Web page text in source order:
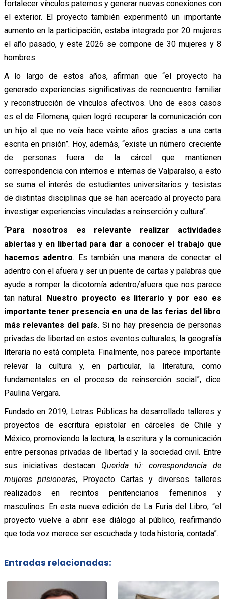
fortalecer vínculos paternos y generar nuevas conexiones con
el exterior. El proyecto también experimentó un importante
aumento en la participación, estaba integrado por 20 mujeres
el año pasado, y este 2026 se compone de 30 mujeres y 8
hombres.
A lo largo de estos años, afirman que “el proyecto ha
generado experiencias significativas de reencuentro familiar
y reconstrucción de vínculos afectivos. Uno de esos casos
es el de Filomena, quien logró recuperar la comunicación con
un hijo al que no veía hace veinte años gracias a una carta
escrita en prisión”. Hoy, además, “existe un número creciente
de personas fuera de la cárcel que mantienen
correspondencia con internos e internas de Valparaíso, a esto
se suma el interés de estudiantes universitarios y tesistas
de distintas disciplinas que se han acercado al proyecto para
investigar experiencias vinculadas a reinserción y cultura”.
“Para nosotros es relevante realizar actividades
abiertas y en libertad para dar a conocer el trabajo que
hacemos adentro. Es también una manera de conectar el
adentro con el afuera y ser un puente de cartas y palabras que
ayude a romper la dicotomía adentro/afuera que nos parece
tan natural.
Nuestro proyecto es literario y por eso es
importante tener presencia en una de las ferias del libro
más relevantes del país.Si no hay presencia de personas
privadas de libertad en estos eventos culturales, la geografía
literaria no está completa. Finalmente, nos parece importante
relevar la cultura y, en particular, la literatura, como
fundamentales en el proceso de reinserción social”, dice
Paulina Vergara.
Fundado en 2019, Letras Públicas ha desarrollado talleres y
proyectos de escritura epistolar en cárceles de Chile y
México, promoviendo la lectura, la escritura y la comunicación
entre personas privadas de libertad y la sociedad civil. Entre
sus iniciativas destacan Querida tú: correspondencia de
mujeres prisioneras, Proyecto Cartas y diversos talleres
realizados en recintos penitenciarios femeninos y
masculinos. En esta nueva edición de La Furia del Libro, “el
proyecto vuelve a abrir ese diálogo al público, reafirmando
que toda voz merece ser escuchada y toda historia, contada”.
Entradas relacionadas: